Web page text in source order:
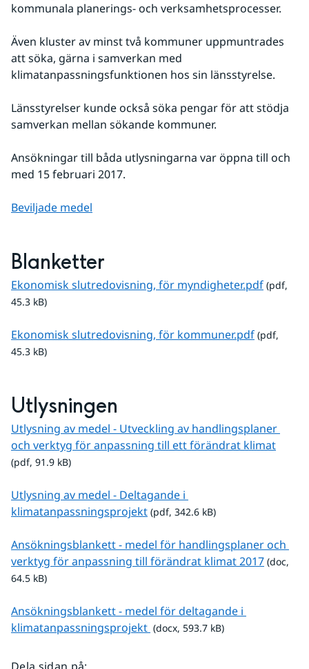
kommunala planerings- och verksamhetsprocesser.
Även kluster av minst två kommuner uppmuntrades
att söka, gärna i samverkan med
klimatanpassningsfunktionen hos sin länsstyrelse.
Länsstyrelser kunde också söka pengar för att stödja
samverkan mellan sökande kommuner.
Ansökningar till båda utlysningarna var öppna till och
med 15 februari 2017.
Beviljade medel
Blanketter
Ekonomisk slutredovisning, för myndigheter.pdfpdf,
(pdf,
45.3 kB)
Ekonomisk slutredovisning, för kommuner.pdfpdf, 45.3
(pdf,
45.3 kB)
Utlysningen
Utlysning av medel - Utveckling av handlingsplaner
och verktyg för anpassning till ett förändrat klimatpdf,
(pdf, 91.9 kB)
Utlysning av medel - Deltagande i
klimatanpassningsprojektpdf, 342.6 kB.
(pdf, 342.6 kB)
Ansökningsblankett - medel för handlingsplaner och
verktyg för anpassning till förändrat klimat 2017doc,
(doc,
64.5 kB)
Ansökningsblankett - medel för deltagande i
klimatanpassningsprojekt docx, 593.7 kB.
(docx, 593.7 kB)